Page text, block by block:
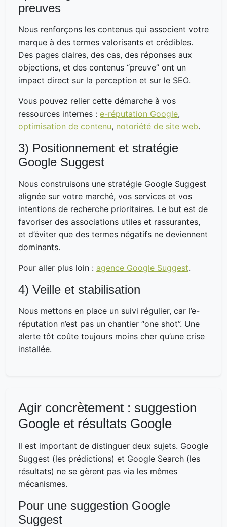
preuves
Nous renforçons les contenus qui associent votre
marque à des termes valorisants et crédibles.
Des pages claires, des cas, des réponses aux
objections, et des contenus “preuve” ont un
impact direct sur la perception et sur le SEO.
Vous pouvez relier cette démarche à vos
ressources internes : e-réputation Google,
optimisation de contenu, notoriété de site web.
3) Positionnement et stratégie
Google Suggest
Nous construisons une stratégie Google Suggest
alignée sur votre marché, vos services et vos
intentions de recherche prioritaires. Le but est de
favoriser des associations utiles et rassurantes,
et d’éviter que des termes négatifs ne deviennent
dominants.
Pour aller plus loin : agence Google Suggest.
4) Veille et stabilisation
Nous mettons en place un suivi régulier, car l’e-
réputation n’est pas un chantier “one shot”. Une
alerte tôt coûte toujours moins cher qu’une crise
installée.
Agir concrètement : suggestion
Google et résultats Google
Il est important de distinguer deux sujets. Google
Suggest (les prédictions) et Google Search (les
résultats) ne se gèrent pas via les mêmes
mécanismes.
Pour une suggestion Google
Suggest